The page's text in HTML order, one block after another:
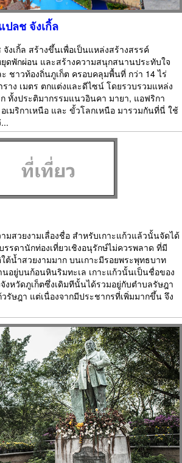
ลช จังเกิ้ล
งเกิ้ล สร้างขึ้นเพื่อเป็นแหล่งสร้างสรรค์
ดพักผ่อน และสร้างความสนุกสนานประทับใจ
ชาวท้องถิ่นภูเก็ต ครอบคลุมพื้นที่ กว่า 14 ไร่
าง เมตร ตกแต่งและดีไซน์ โดยรวบรวมแหล่ง
ทั้งประติมากรรมแนวอินคา มายา, แอฟริกา
อเมริกาเหนือ และ ขั้วโลกเหนือ มารวมกันที่นี่ ใช้
มสวยงามเลื่องชื่อ สำหรับเกาะแก้วแล้วนั้นจัดได้
รดานักท่องเที่ยวเชิงอนุรักษ์ไม่ควรพลาด ที่มี
ต้น้ำสวยงามมาก บนเกาะมีรอยพระพุทธบาท
อยู่บนก้อนหินริมทะเล เกาะแก้วนั้นเป็นชื่อของ
งหวัดภูเก็ตซึ่งเดิมทีนั้นได้รวมอยู่กับตำบลรัษฎา
วรัษฎา แต่เนื่องจากมีประชากรที่เพิ่มมากขึ้น จึง